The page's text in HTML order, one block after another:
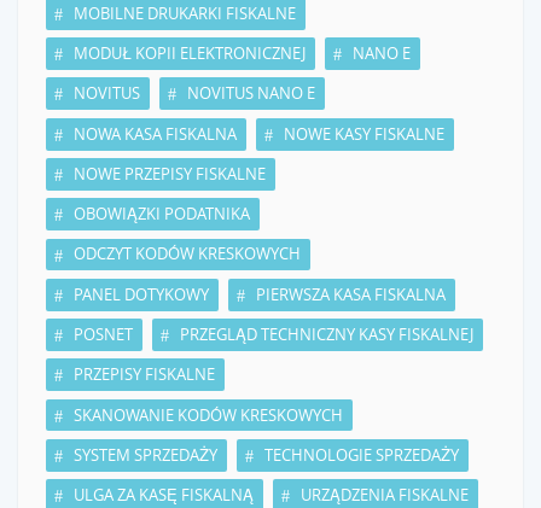
MOBILNE DRUKARKI FISKALNE
MODUŁ KOPII ELEKTRONICZNEJ
NANO E
NOVITUS
NOVITUS NANO E
NOWA KASA FISKALNA
NOWE KASY FISKALNE
NOWE PRZEPISY FISKALNE
OBOWIĄZKI PODATNIKA
ODCZYT KODÓW KRESKOWYCH
PANEL DOTYKOWY
PIERWSZA KASA FISKALNA
POSNET
PRZEGLĄD TECHNICZNY KASY FISKALNEJ
PRZEPISY FISKALNE
SKANOWANIE KODÓW KRESKOWYCH
SYSTEM SPRZEDAŻY
TECHNOLOGIE SPRZEDAŻY
ULGA ZA KASĘ FISKALNĄ
URZĄDZENIA FISKALNE